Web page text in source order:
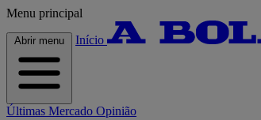
Menu principal
Abrir menu Início
Últimas Mercado Opinião